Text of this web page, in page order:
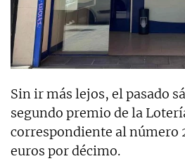
Sin ir más lejos, el pasado
segundo premio de la
correspondiente al número
euros por décimo.